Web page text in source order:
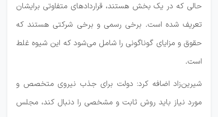
حالی که در یک بخش هستند، قرارداد‌های متفاوتی برایشان
تعریف شده است. برخی رسمی و برخی شرکتی هستند که
حقوق و مزایای گوناگونی را شامل می‌شود که این شیوه غلط
است.
شیرین‌زاد اضافه کرد: دولت برای جذب نیروی متخصص و
مورد نیاز باید روش ثابت و مشخصی را دنبال کند، مجلس